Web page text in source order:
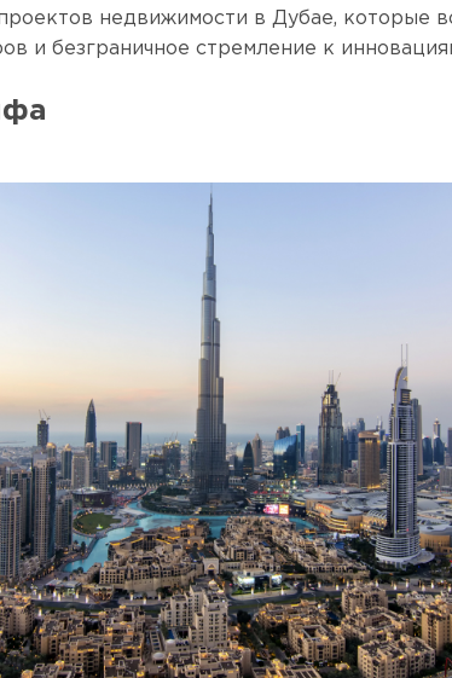
недвижимости в Дубае, которые
и безграничное стремление к